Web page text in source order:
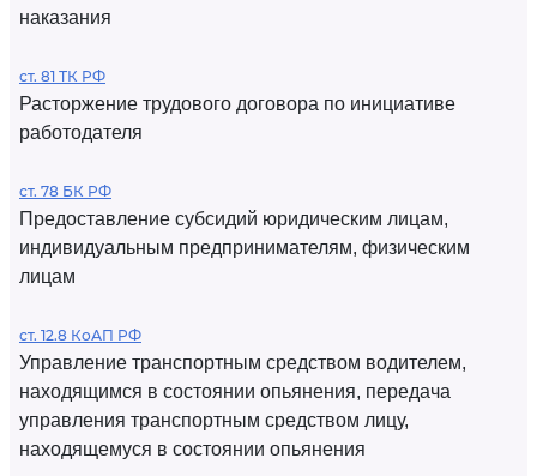
наказания
ст. 81 ТК РФ
Расторжение трудового договора по инициативе
работодателя
ст. 78 БК РФ
Предоставление субсидий юридическим лицам,
индивидуальным предпринимателям, физическим
лицам
ст. 12.8 КоАП РФ
Управление транспортным средством водителем,
находящимся в состоянии опьянения, передача
управления транспортным средством лицу,
находящемуся в состоянии опьянения